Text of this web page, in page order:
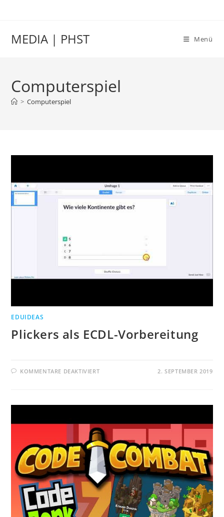
MEDIA | PHST Menü
Computerspiel
> Computerspiel
EDUIDEAS
Plickers als ECDL-Vorbereitung
KOMMENTARE DEAKTIVIERTFÜR 2. SEPTEMBER 2019